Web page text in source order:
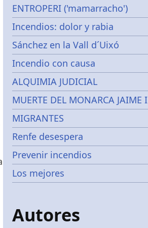
ENTROPERI ('mamarracho')
Incendios: dolor y rabia
Sánchez en la Vall d´Uixó
Incendio con causa
ALQUIMIA JUDICIAL
MUERTE DEL MONARCA JAIME I
MIGRANTES
Renfe desespera
Prevenir incendios
Los mejores
Autores